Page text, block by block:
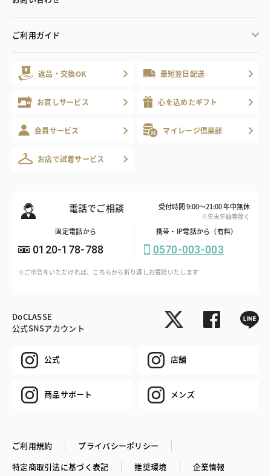
ご利用ガイド
返品・交換OK 最短翌日配送
お直しサービス 心を込めたギフト
会員サービス マイレージ倶楽部
お店で試着サービス
電話でご相談 受付時間 9:00～21:00 年中無休
※年末年始等除く
固定電話から
0120-178-788
携帯・IP電話から（有料）
0570-003-003
※ご申告をいただければ、こちらから折り返しお電話いたします
DoCLASSE
公式SNSアカウント
公式 店舗
商品サポート メンズ
ご利用規約
プライバシーポリシー
特定商取引法に基づく表記
推奨環境 企業情報